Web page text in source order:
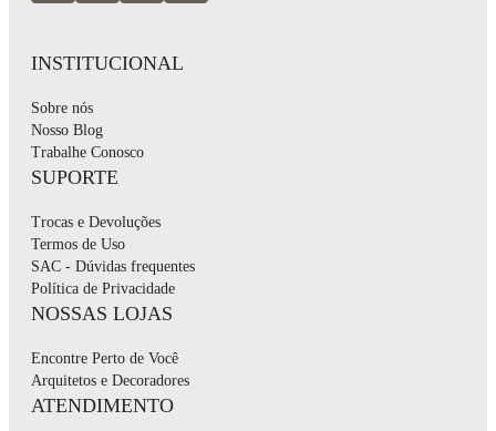
INSTITUCIONAL
Sobre nós
Nosso Blog
Trabalhe Conosco
SUPORTE
Trocas e Devoluções
Termos de Uso
SAC - Dúvidas frequentes
Política de Privacidade
NOSSAS LOJAS
Encontre Perto de Você
Arquitetos e Decoradores
ATENDIMENTO